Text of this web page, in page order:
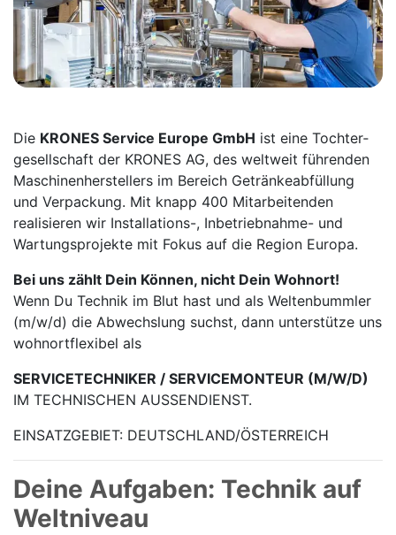
Die KRONES Service Europe GmbH ist eine Tochter­
gesellschaft der KRONES AG, des weltweit führenden
Maschinen­herstellers im Bereich Getränke­abfüllung
und Verpackung. Mit knapp 400 Mitarbei­tenden
realisieren wir Installations-, Inbetrieb­nahme- und
Wartungs­projekte mit Fokus auf die Region Europa.
Bei uns zählt Dein Können, nicht Dein Wohnort!
Wenn Du Technik im Blut hast und als Weltenbummler
(m/w/d) die Abwechslung suchst, dann unterstütze uns
wohnortflexibel als
SERVICETECHNIKER / SERVICEMONTEUR (M/W/D)
IM TECHNISCHEN AUSSENDIENST.
EINSATZGEBIET: DEUTSCHLAND/ÖSTERREICH
Deine Aufgaben: Technik auf
Weltniveau